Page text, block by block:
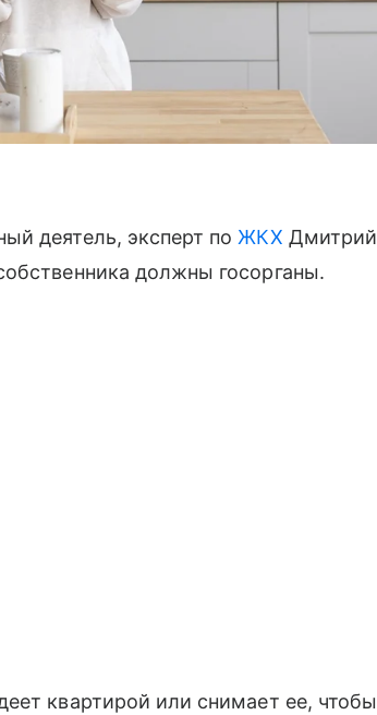
деятель, эксперт по ЖКХ Дмитрий
должны госорганы.
квартирой или снимает ее, чтобы